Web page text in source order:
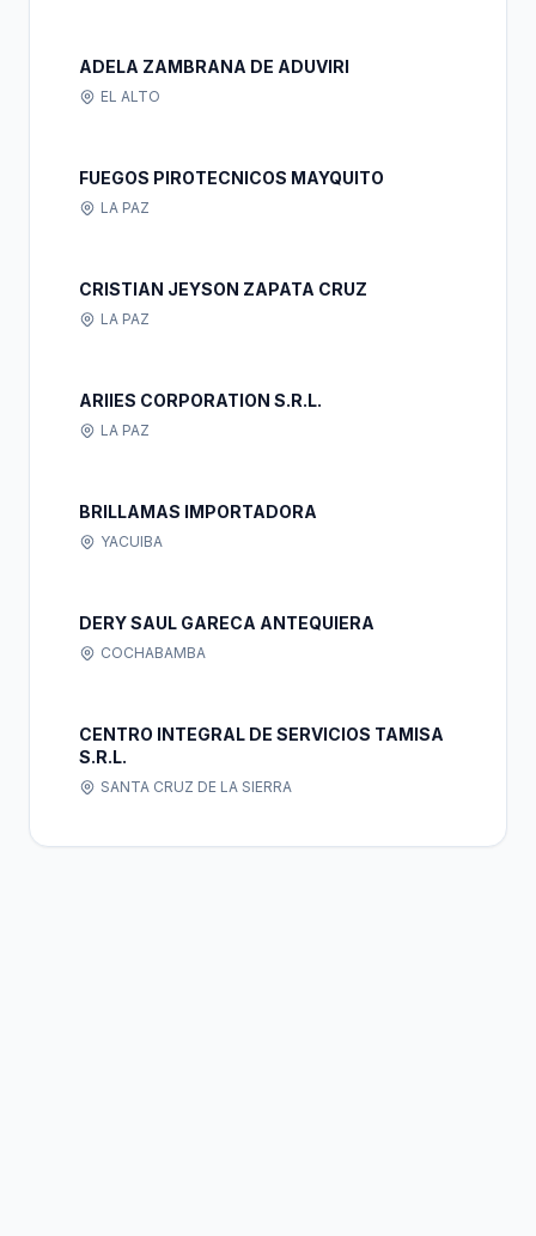
ADELA ZAMBRANA DE ADUVIRI
EL ALTO
FUEGOS PIROTECNICOS MAYQUITO
LA PAZ
CRISTIAN JEYSON ZAPATA CRUZ
LA PAZ
ARIIES CORPORATION S.R.L.
LA PAZ
BRILLAMAS IMPORTADORA
YACUIBA
DERY SAUL GARECA ANTEQUIERA
COCHABAMBA
CENTRO INTEGRAL DE SERVICIOS TAMISA
S.R.L.
SANTA CRUZ DE LA SIERRA